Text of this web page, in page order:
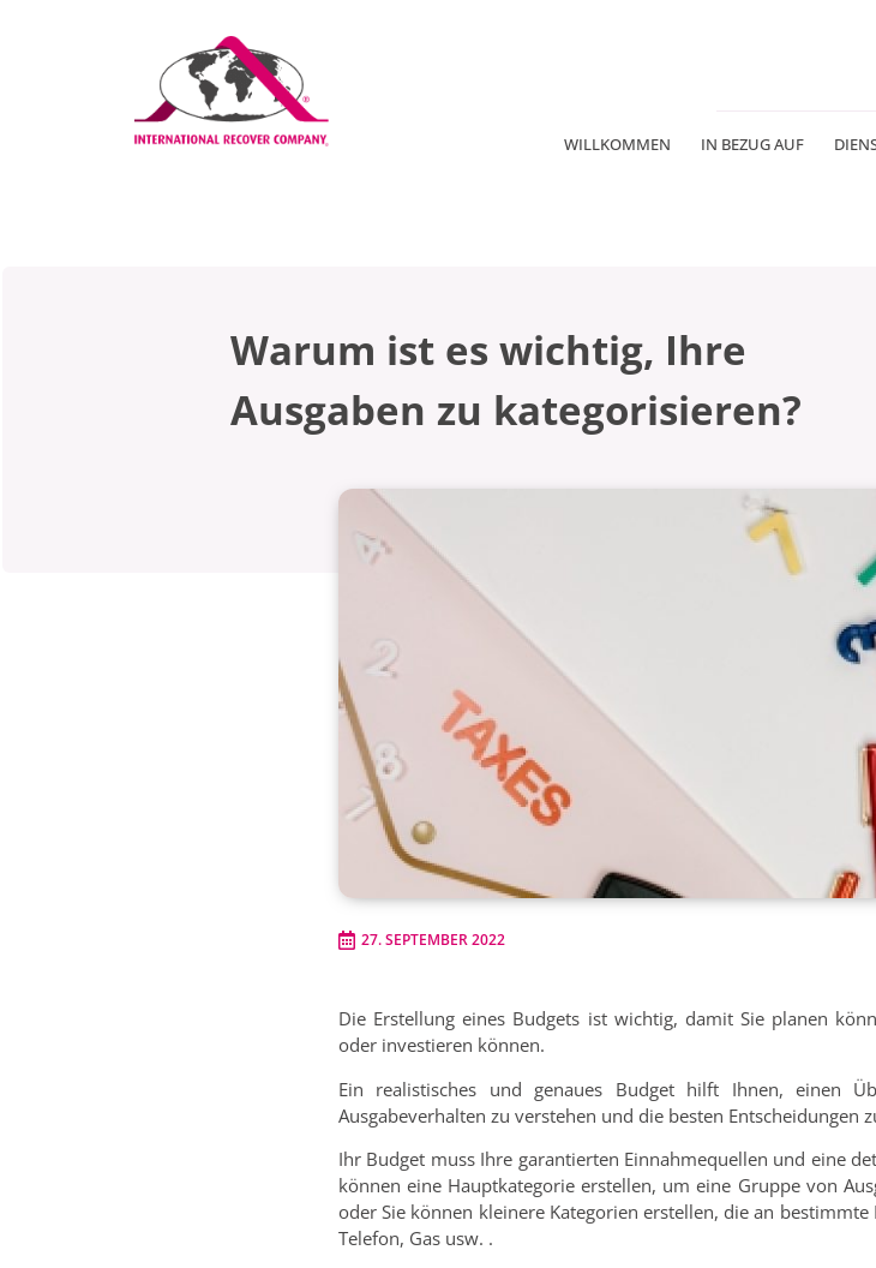
WILLKOMMEN IN BEZUG AUF
Warum ist es wichtig, Ihre
Ausgaben zu kategorisieren?
27. SEPTEMBER 2022
Die Erstellung eines Budgets ist wichtig, damit Sie planen
oder investieren können.
Ein realistisches und genaues Budget hilft Ihnen, einen
Ausgabeverhalten zu verstehen und die besten Entscheidungen
Ihr Budget muss Ihre garantierten Einnahmequellen und eine
können eine Hauptkategorie erstellen, um eine Gruppe von
oder Sie können kleinere Kategorien erstellen, die an
Telefon, Gas usw. .